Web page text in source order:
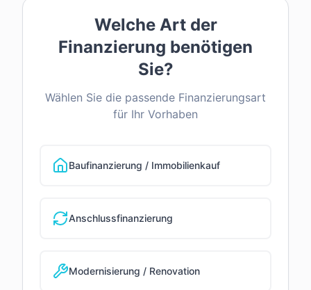
Welche Art der
Finanzierung benötigen
Sie?
Wählen Sie die passende Finanzierungsart
für Ihr Vorhaben
Baufinanzierung / Immobilienkauf
Anschlussfinanzierung
Modernisierung / Renovation